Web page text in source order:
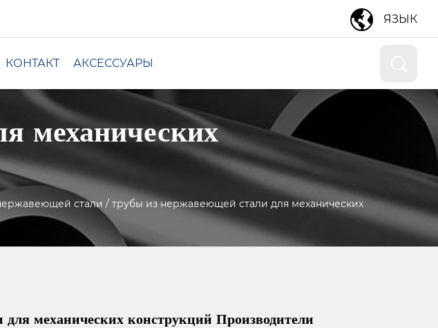
ЯЗЫК
КОНТАКТ АКСЕССУАРЫ
механических
стали / трубы из нержавеющей стали для механических
механических конструкций Производители